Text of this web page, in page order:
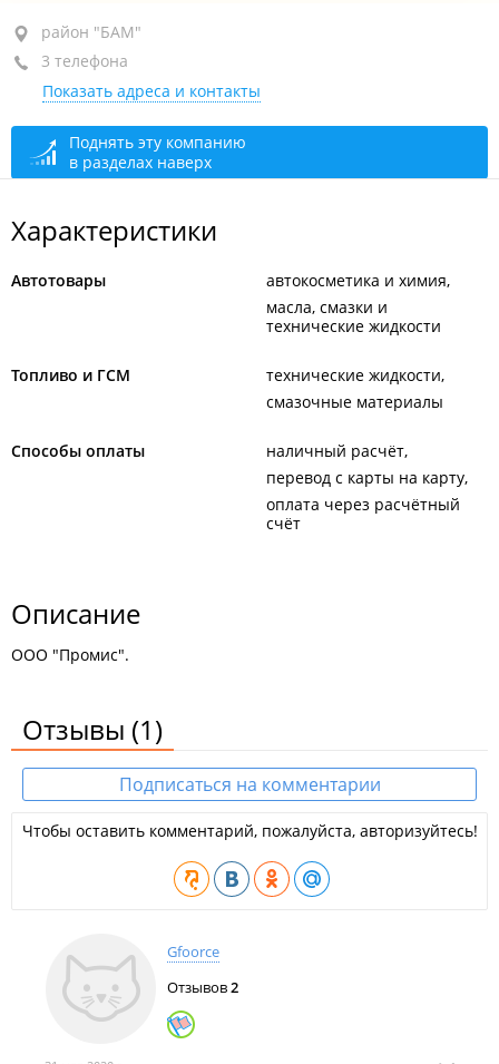
район "БАМ", ул. Днепровская, 29 стр. 11
+7 (423) 234-95-04
+7 (423) 271-90-31
+7 (423) 271-90-32
закрыто, откроется в 09:00
район "БАМ"
3 телефона
Показать адреса и контакты
Поднять эту компанию
в разделах наверх
Характеристики
Автотовары
автокосметика и химия
масла, смазки и
технические жидкости
Топливо и ГСМ
технические жидкости
смазочные материалы
Способы оплаты
наличный расчёт
перевод с карты на карту
оплата через расчётный
счёт
Описание
ООО "Промис".
Отзывы (1)
Подписаться на комментарии
Чтобы оставить комментарий, пожалуйста, авторизуйтесь!
Gfoorce
Отзывов2